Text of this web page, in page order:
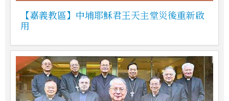
【嘉義教區】中埔耶穌君王天主堂災後重新啟
用